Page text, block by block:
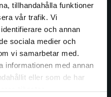
tillhandahålla funktioner
vår trafik. Vi
och annan
sociala medier och
vi samarbetar med.
informationen med annan
eller som de har
enhet utanför Sverige.